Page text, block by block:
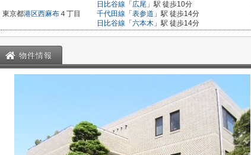
東京都港区西麻布４丁目
日比谷線 「 広尾 」駅 徒歩10分
千代田線 「 表参道 」駅 徒歩14分
日比谷線 「 六本木 」駅 徒歩14分
物件情報